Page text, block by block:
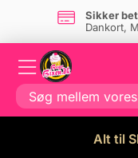
Sikker
Dankort,
Alt til